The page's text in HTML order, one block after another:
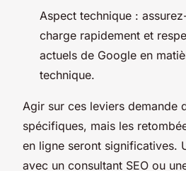
Aspect technique :
charge rapidement et
actuels de Google en
technique.
Agir sur ces leviers demande
spécifiques, mais les
en ligne seront significatives.
avec un consultant SEO ou